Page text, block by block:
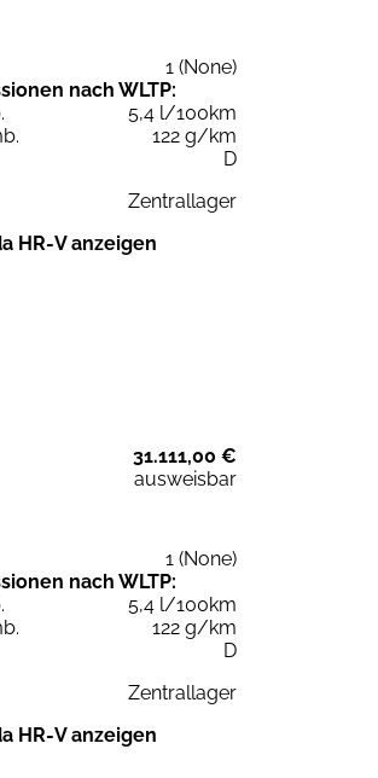
1 (None)
nach WLTP:
5,4 l/100km
122 g/km
D
Zentrallager
HR-V anzeigen
31.111,00 €
ausweisbar
1 (None)
nach WLTP:
5,4 l/100km
122 g/km
D
Zentrallager
HR-V anzeigen